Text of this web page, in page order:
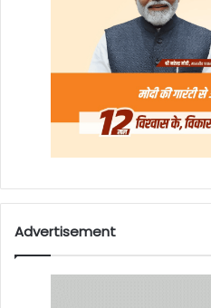
Advertisement